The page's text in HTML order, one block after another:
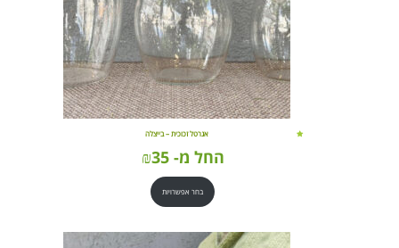
אגרטל זכוכית – בייצלה
החל מ- ₪35
בחר אפשרויות